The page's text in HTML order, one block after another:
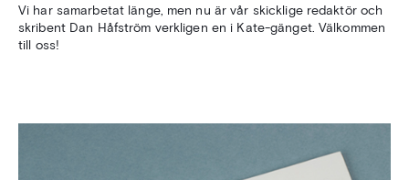
Vi har samarbetat länge, men nu är vår skicklige redaktör och
skribent Dan Håfström verkligen en i Kate-gänget. Välkommen
till oss!